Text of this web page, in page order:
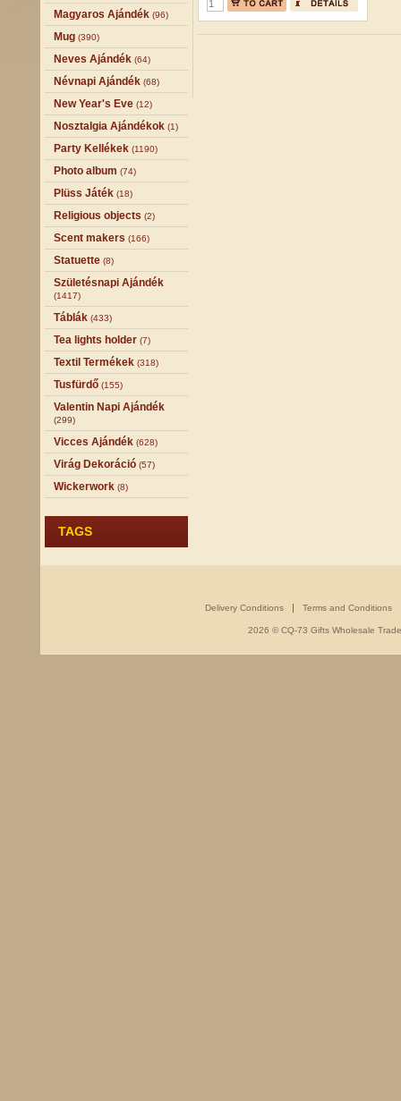
Magyaros Ajándék (96)
Mug (390)
Neves Ajándék (64)
Névnapi Ajándék (68)
New Year's Eve (12)
Nosztalgia Ajándékok (1)
Party Kellékek (1190)
Photo album (74)
Plüss Játék (18)
Religious objects (2)
Scent makers (166)
Statuette (8)
Születésnapi Ajándék
(1417)
Táblák (433)
Tea lights holder (7)
Textil Termékek (318)
Tusfürdő (155)
Valentin Napi Ajándék
(299)
Vicces Ajándék (628)
Virág Dekoráció (57)
Wickerwork (8)
TAGS
Delivery Conditions Terms and Conditions
2026 © CQ-73 Gifts Wholesale